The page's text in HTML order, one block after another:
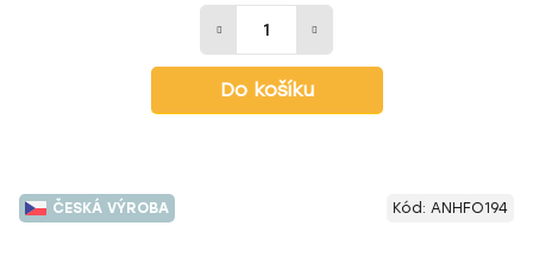
Do košíku
ČESKÁ VÝROBA Kód: ANHFO194